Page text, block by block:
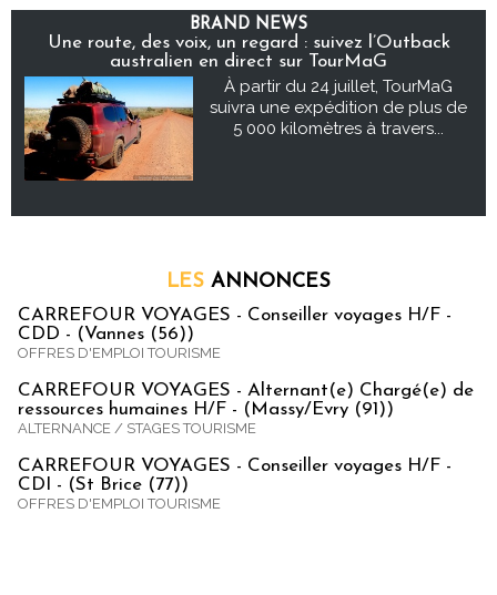
BRAND NEWS
Une route, des voix, un regard : suivez l’Outback
australien en direct sur TourMaG
À partir du 24 juillet, TourMaG
suivra une expédition de plus de
5 000 kilomètres à travers...
LES ANNONCES
CARREFOUR VOYAGES - Conseiller voyages H/F -
CDD - (Vannes (56))
OFFRES D'EMPLOI TOURISME
CARREFOUR VOYAGES - Alternant(e) Chargé(e) de
ressources humaines H/F - (Massy/Evry (91))
ALTERNANCE / STAGES TOURISME
CARREFOUR VOYAGES - Conseiller voyages H/F -
CDI - (St Brice (77))
OFFRES D'EMPLOI TOURISME